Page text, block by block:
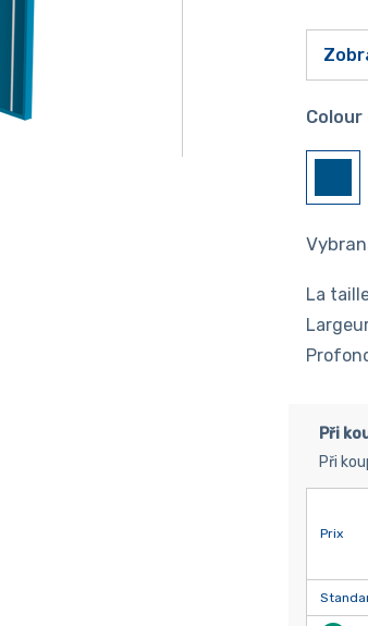
La
Při
Při
Prix